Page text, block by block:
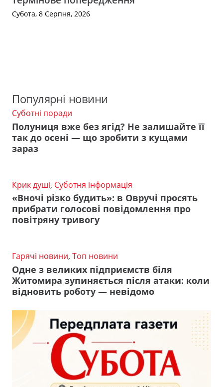
Субота, 8 Серпня, 2026
Популярні новини
Суботні поради
Полуниця вже без ягід? Не залишайте її
так до осені — що зробити з кущами
зараз
Крик душі, Суботня інформація
«Вночі різко будить»: в Овручі просять
прибрати голосові повідомлення про
повітряну тривогу
Гарячі новини, Топ новини
Одне з великих підприємств біля
Житомира зупиняється після атаки: коли
відновить роботу — невідомо